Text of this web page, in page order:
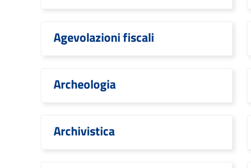
Agevolazioni fiscali
Archeologia
Archivistica